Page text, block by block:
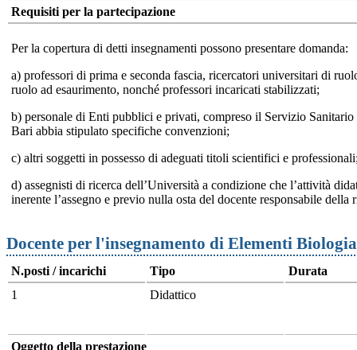
Requisiti per la partecipazione
Per la copertura di detti insegnamenti possono presentare domanda:
a) professori di prima e seconda fascia, ricercatori universitari di
ruolo ad esaurimento, nonché professori incaricati stabilizzati;
b) personale di Enti pubblici e privati, compreso il Servizio
Bari abbia stipulato specifiche convenzioni;
c) altri soggetti in possesso di adeguati titoli scientifici e
d) assegnisti di ricerca dell’Università a condizione che l’attività
inerente l’assegno e previo nulla osta del docente responsabile della
Docente per l'insegnamento di Elementi
N.posti / incarichi Tipo
Durata
1
Didattico
Oggetto della prestazione